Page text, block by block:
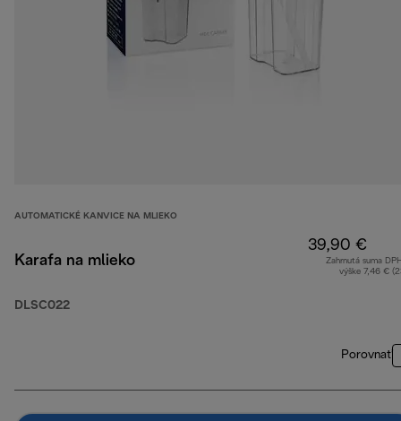
AUTOMATICKÉ KANVICE NA MLIEKO
Karafa na mlieko
DLSC022
39,90 €
Zahrnutá suma
výške 7,46 €
Porovnať